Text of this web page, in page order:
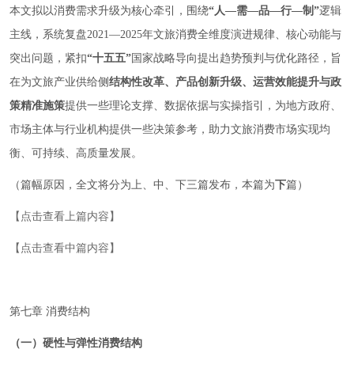
本文拟以消费需求升级为核心牵引，围绕“人—需—品—行—制”逻辑
主线，系统复盘2021—2025年文旅消费全维度演进规律、核心动能与
突出问题，紧扣“十五五” 国家战略导向提出趋势预判与优化路径，旨
在为文旅产业供给侧 结构性改革、产品创新升级、运营效能提升与政
策精准施策提供一些理论支撑、数据依据与实操指引，为地方政府、
市场主体与行业机构提供一些决策参考，助力文旅消费市场实现均
衡、可持续、高质量发展。
（篇幅原因，全文将分为上、中、下三篇发布，本篇为下篇）
【点击查看上篇内容】
【点击查看中篇内容】
第七章 消费结构
（一）硬性与弹性消费结构